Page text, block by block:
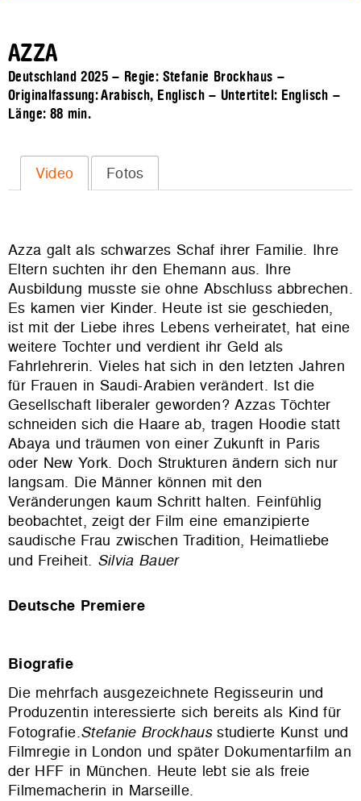
AZZA
Deutschland 2025 – Regie: Stefanie Brockhaus –
Originalfassung: Arabisch, Englisch – Untertitel: Englisch –
Länge: 88 min.
Video Fotos
Azza galt als schwarzes Schaf ihrer Familie. Ihre
Eltern suchten ihr den Ehemann aus. Ihre
Ausbildung musste sie ohne Abschluss abbrechen.
Es kamen vier Kinder. Heute ist sie geschieden,
ist mit der Liebe ihres Lebens verheiratet, hat eine
weitere Tochter und verdient ihr Geld als
Fahrlehrerin. Vieles hat sich in den letzten Jahren
für Frauen in Saudi-Arabien verändert. Ist die
Gesellschaft liberaler geworden? Azzas Töchter
schneiden sich die Haare ab, tragen Hoodie statt
Abaya und träumen von einer Zukunft in Paris
oder New York. Doch Strukturen ändern sich nur
langsam. Die Männer können mit den
Veränderungen kaum Schritt halten. Feinfühlig
beobachtet, zeigt der Film eine emanzipierte
saudische Frau zwischen Tradition, Heimatliebe
und Freiheit. Silvia Bauer
Deutsche Premiere
Biografie
Die mehrfach ausgezeichnete Regisseurin und
Produzentin interessierte sich bereits als Kind für
Fotografie.Stefanie Brockhausstudierte Kunst und
Filmregie in London und später Dokumentarfilm an
der HFF in München. Heute lebt sie als freie
Filmemacherin in Marseille.